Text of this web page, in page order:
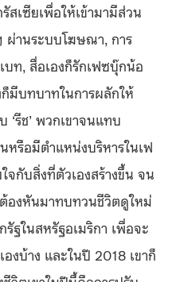
สเซียเพื่อให้เข้ามามีส่วน
ผ่านระบบโฆษณา, การ
ท, สื่อเองก็รักเฟซบุ๊กน้อ
ก็มีบทบาทในการผลักให้
‘รีช’ พวกเขาจนแทบ
หรือมีตำแหน่งบริหารในเฟ
กับสิ่งที่ตัวเองสร้างขึ้น จน
องหันมาทบทวนชีวิตดูใหม่
ฐในสหรัฐอเมริกา เพื่อจะ
งบ้าง และในปี 2018 เขาก็